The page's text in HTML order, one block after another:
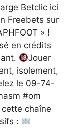
Betclic ici
Freebets sur
» !
en crédits
Jouer
isolement,
le 09-74-
#om
chaîne
: